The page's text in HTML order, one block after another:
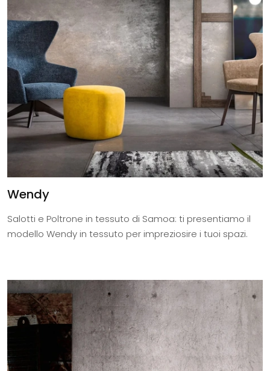
Wendy
Salotti e Poltrone in tessuto di Samoa: ti presentiamo il
modello Wendy in tessuto per impreziosire i tuoi spazi.